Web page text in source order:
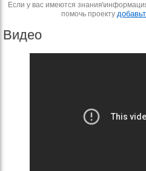
Если у вас имеются
помочь проекту
Видео